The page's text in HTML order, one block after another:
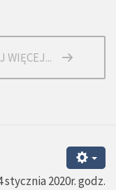
WIĘCEJ...
2020r. godz.